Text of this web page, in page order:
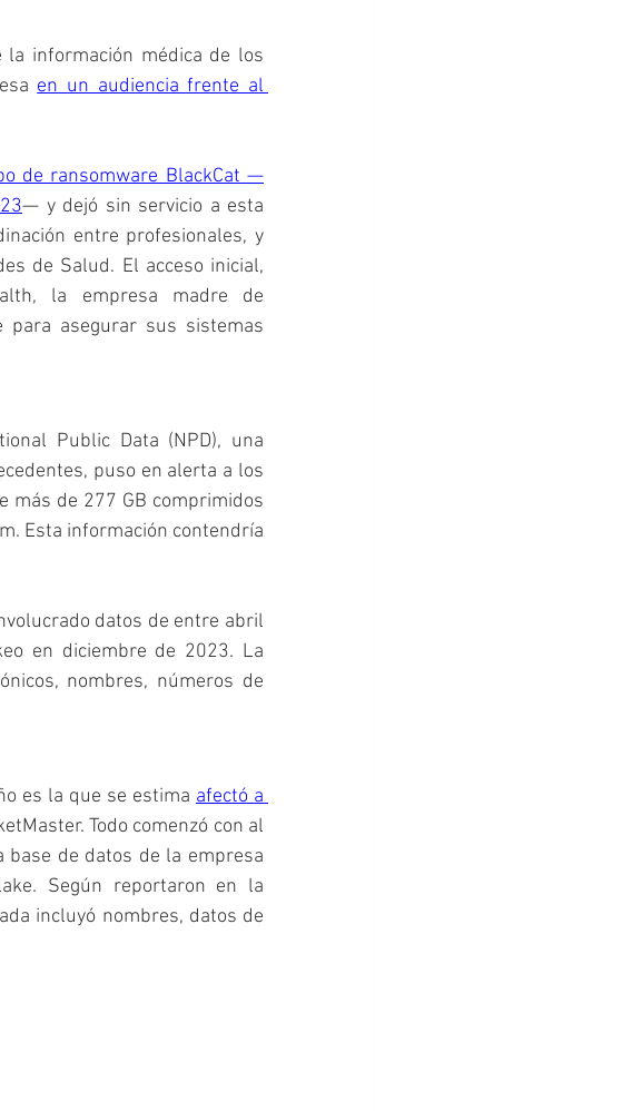
información médica de los
en un audiencia frente al
de ransomware BlackCat —
— y dejó sin servicio a esta
entre profesionales, y
de Salud. El acceso inicial,
la empresa madre de
para asegurar sus sistemas
Public Data (NPD), una
puso en alerta a los
más de 277 GB comprimidos
Esta información contendría
datos de entre abril
en diciembre de 2023. La
nombres, números de
es la que se estima afectó a
Todo comenzó con al
de datos de la empresa
Según reportaron en la
incluyó nombres, datos de